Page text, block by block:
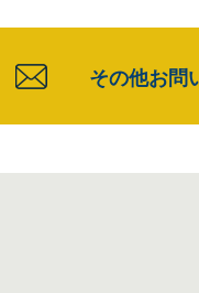
その他お問